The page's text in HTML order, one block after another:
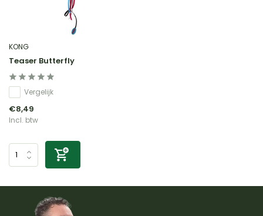
KONG
Teaser Butterfly
Vergelijk
€8,49
Incl. btw